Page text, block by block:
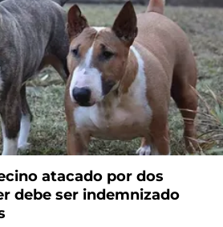
atacado por dos
debe ser indemnizado